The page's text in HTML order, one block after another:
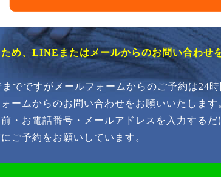
め、LINEまたはメールからのお問い合わせ
でですがメールフォームからのご予約は24
ームからのお問い合わせをお願いいたします
・お電話番号・メールアドレスを入力する
ご予約をお願いしています。